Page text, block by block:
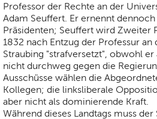
Professor der Rechte an der
Adam Seuffert. Er ernennt
Präsidenten; Seuffert wird Zweiter
1832 nach Entzug der Professur
Straubing "strafversetzt", obwohl
nicht durchweg gegen die
Ausschüsse wählen die
Kollegen; die linksliberale
aber nicht als dominierende Kraft.
Während dieses Landtags muss der